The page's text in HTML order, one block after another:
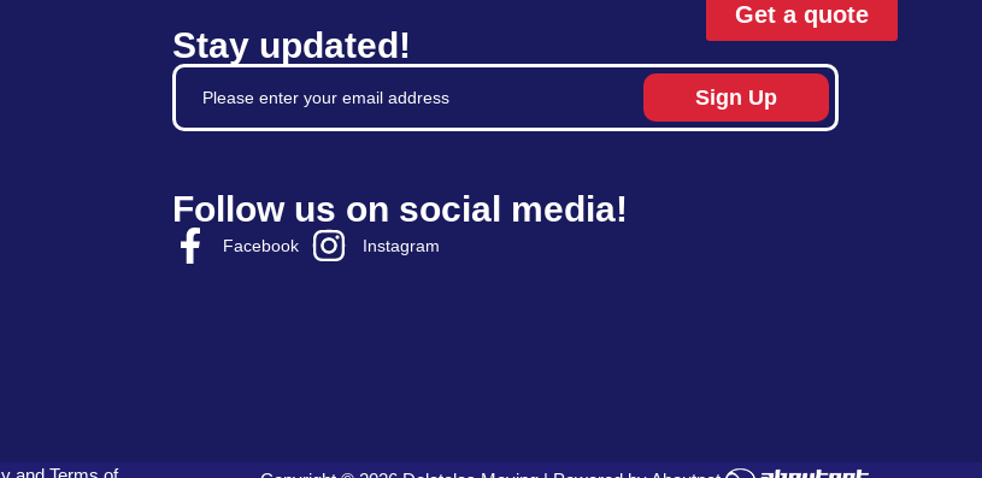
Get a quote
Stay updated!
Sign Up
Follow us on social media!
Facebook Instagram